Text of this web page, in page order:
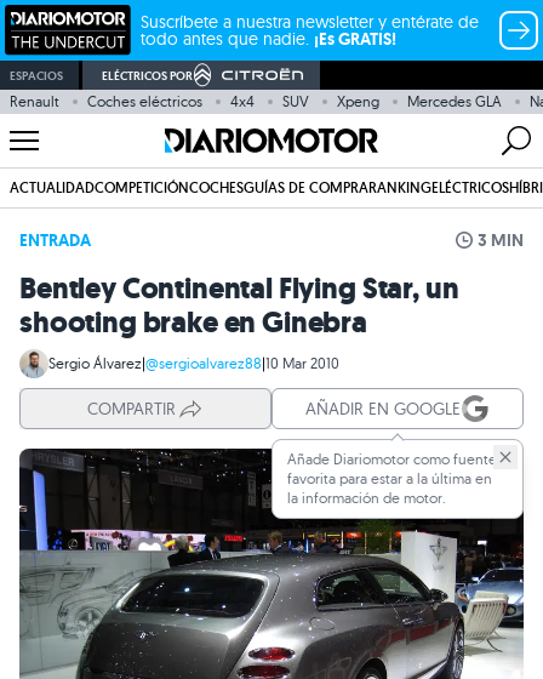
Suscríbete a nuestra newsletter y entérate de
todo antes que nadie. ¡Es GRATIS!
ESPACIOS ELÉCTRICOS POR
Renault Coches eléctricos 4x4 SUV Xpeng Mercedes GLA
ACTUALIDADCOMPETICIÓNCOCHESGUÍAS DE COMPRARANKINGELÉCTRICOS
ENTRADA 3 MIN
Bentley Continental Flying Star, un
shooting brake en Ginebra
Sergio Álvarez|@sergioalvarez88|10 Mar 2010
COMPARTIR AÑADIR EN GOOGLE
Añade Diariomotor como fuente
favorita para estar a la última en
la información de motor.